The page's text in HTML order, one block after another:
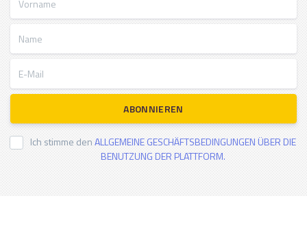
ABONNIEREN
Ich stimme denALLGEMEINE GESCHÄFTSBEDINGUNGEN ÜBER DIE
BENUTZUNG DER PLATTFORM.